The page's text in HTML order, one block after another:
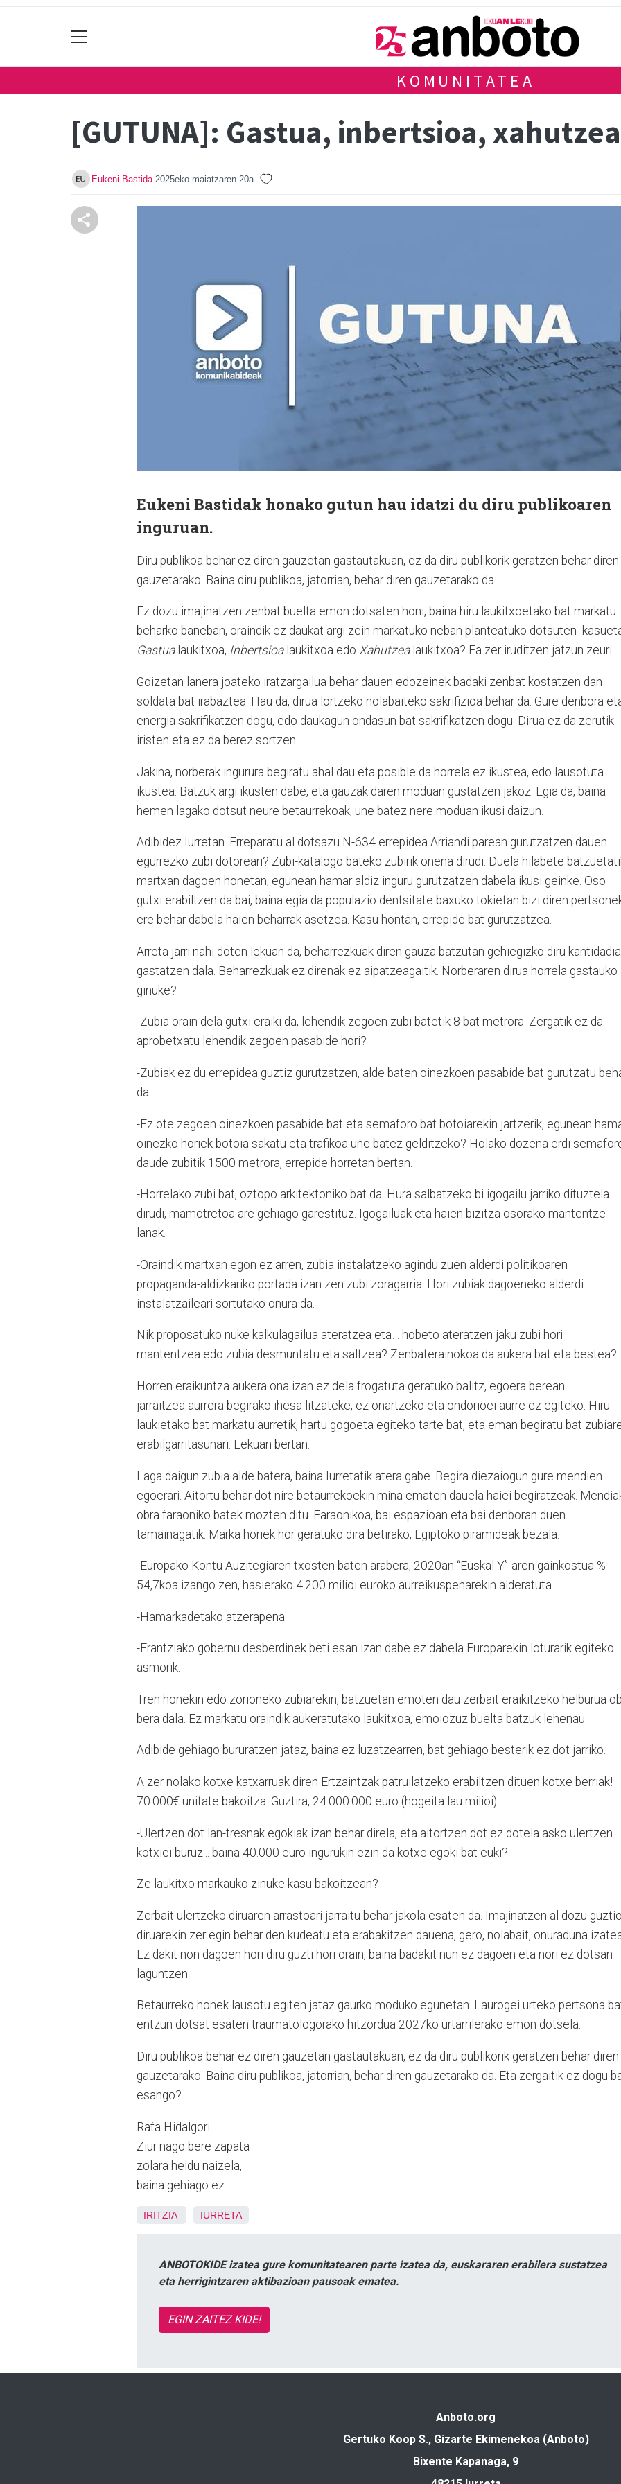
KOMUNITATEA
[GUTUNA]: Gastua, inbertsioa, xahutzea
Eukeni Bastida 2025eko maiatzaren 20a
Eukeni Bastidak honako gutun hau idatzi du diru publikoaren
inguruan.
Diru publikoa behar ez diren gauzetan gastautakuan, ez da diru publikorik geratzen behar diren
gauzetarako. Baina diru publikoa, jatorrian, behar diren gauzetarako da.
Ez dozu imajinatzen zenbat buelta emon dotsaten honi, baina hiru laukitxoetako bat markatu
beharko baneban, oraindik ez daukat argi zein markatuko neban planteatuko dotsuten
Gastualaukitxoa, Inbertsioalaukitxoa edo Xahutzealaukitxoa? Ea zer iruditzen jatzun zeuri.
Goizetan lanera joateko iratzargailua behar dauen edozeinek badaki zenbat kostatzen dan
soldata bat irabaztea. Hau da, dirua lortzeko nolabaiteko sakrifizioa behar da. Gure denbora
energia sakrifikatzen dogu, edo daukagun ondasun bat sakrifikatzen dogu. Dirua ez da zerutik
iristen eta ez da berez sortzen.
Jakina, norberak ingurura begiratu ahal dau eta posible da horrela ez ikustea, edo lausotuta
ikustea. Batzuk argi ikusten dabe, eta gauzak daren moduan gustatzen jakoz. Egia da, baina
hemen lagako dotsut neure betaurrekoak, une batez nere moduan ikusi daizun.
Adibidez Iurretan. Erreparatu al dotsazu N-634 errepidea Arriandi parean gurutzatzen dauen
egurrezko zubi dotoreari? Zubi-katalogo bateko zubirik onena dirudi. Duela hilabete
martxan dagoen honetan, egunean hamar aldiz inguru gurutzatzen dabela ikusi geinke. Oso
gutxi erabiltzen da bai, baina egia da populazio dentsitate baxuko tokietan bizi diren
ere behar dabela haien beharrak asetzea. Kasu hontan, errepide bat gurutzatzea.
Arreta jarri nahi doten lekuan da, beharrezkuak diren gauza batzutan gehiegizko diru kantidadia
gastatzen dala. Beharrezkuak ez direnak ez aipatzeagaitik. Norberaren dirua horrela gastauko
ginuke?
-Zubia orain dela gutxi eraiki da, lehendik zegoen zubi batetik 8 bat metrora. Zergatik ez da
aprobetxatu lehendik zegoen pasabide hori?
-Zubiak ez du errepidea guztiz gurutzatzen, alde baten oinezkoen pasabide bat gurutzatu
da.
-Ez ote zegoen oinezkoen pasabide bat eta semaforo bat botoiarekin jartzerik, egunean
oinezko horiek botoia sakatu eta trafikoa une batez gelditzeko? Holako dozena erdi
daude zubitik 1500 metrora, errepide horretan bertan.
-Horrelako zubi bat, oztopo arkitektoniko bat da. Hura salbatzeko bi igogailu jarriko dituztela
dirudi, mamotretoa are gehiago garestituz. Igogailuak eta haien bizitza osorako mantentze-
lanak.
-Oraindik martxan egon ez arren, zubia instalatzeko agindu zuen alderdi politikoaren
propaganda-aldizkariko portada izan zen zubi zoragarria. Hori zubiak dagoeneko alderdi
instalatzaileari sortutako onura da.
Nik proposatuko nuke kalkulagailua ateratzea eta… hobeto ateratzen jaku zubi hori
mantentzea edo zubia desmuntatu eta saltzea? Zenbaterainokoa da aukera bat eta bestea?
Horren eraikuntza aukera ona izan ez dela frogatuta geratuko balitz, egoera berean
jarraitzea aurrera begirako ihesa litzateke, ez onartzeko eta ondorioei aurre ez egiteko. Hiru
laukietako bat markatu aurretik, hartu gogoeta egiteko tarte bat, eta eman begiratu bat
erabilgarritasunari. Lekuan bertan.
Laga daigun zubia alde batera, baina Iurretatik atera gabe. Begira diezaiogun gure mendien
egoerari. Aitortu behar dot nire betaurrekoekin mina ematen dauela haiei begiratzeak.
obra faraoniko batek mozten ditu. Faraonikoa, bai espazioan eta bai denboran duen
tamainagatik. Marka horiek hor geratuko dira betirako, Egiptoko piramideak bezala.
-Europako Kontu Auzitegiaren txosten baten arabera, 2020an “Euskal Y”-aren gainkostua %
54,7koa izango zen, hasierako 4.200 milioi euroko aurreikuspenarekin alderatuta.
-Hamarkadetako atzerapena.
-Frantziako gobernu desberdinek beti esan izan dabe ez dabela Europarekin loturarik egiteko
asmorik.
Tren honekin edo zorioneko zubiarekin, batzuetan emoten dau zerbait eraikitzeko helburua
bera dala. Ez markatu oraindik aukeratutako laukitxoa, emoiozuz buelta batzuk lehenau.
Adibide gehiago bururatzen jataz, baina ez luzatzearren, bat gehiago besterik ez dot jarriko.
A zer nolako kotxe katxarruak diren Ertzaintzak patruilatzeko erabiltzen dituen kotxe berriak!
70.000€ unitate bakoitza. Guztira, 24.000.000 euro (hogeita lau milioi).
-Ulertzen dot lan-tresnak egokiak izan behar direla, eta aitortzen dot ez dotela asko ulertzen
kotxiei buruz... baina 40.000 euro ingurukin ezin da kotxe egoki bat euki?
Ze laukitxo markauko zinuke kasu bakoitzean?
Zerbait ulertzeko diruaren arrastoari jarraitu behar jakola esaten da. Imajinatzen al dozu
diruarekin zer egin behar den kudeatu eta erabakitzen dauena, gero, nolabait, onuraduna
Ez dakit non dagoen hori diru guzti hori orain, baina badakit nun ez dagoen eta nori ez dotsan
laguntzen.
Betaurreko honek lausotu egiten jataz gaurko moduko egunetan. Laurogei urteko pertsona
entzun dotsat esaten traumatologorako hitzordua 2027ko urtarrilerako emon dotsela.
Diru publikoa behar ez diren gauzetan gastautakuan, ez da diru publikorik geratzen behar diren
gauzetarako. Baina diru publikoa, jatorrian, behar diren gauzetarako da. Eta zergaitik ez dogu
esango?
Rafa Hidalgori
Ziur nago bere zapata
zolara heldu naizela,
baina gehiago ez
IRITZIA IURRETA
ANBOTOKIDE izatea gure komunitatearen parte izatea da, euskararen erabilera sustatzea
eta herrigintzaren aktibazioan pausoak ematea.
EGIN ZAITEZ KIDE!
Anboto.org
Gertuko Koop S., Gizarte Ekimenekoa (Anboto)
Bixente Kapanaga, 9